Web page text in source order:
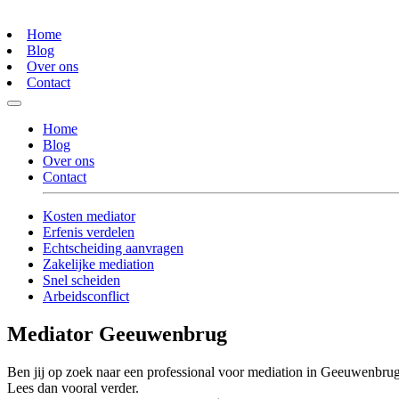
Home
Blog
Over ons
Contact
Home
Blog
Over ons
Contact
Kosten mediator
Erfenis verdelen
Echtscheiding aanvragen
Zakelijke mediation
Snel scheiden
Arbeidsconflict
Mediator Geeuwenbrug
Ben jij op zoek naar een professional voor mediation in
Lees dan vooral verder.